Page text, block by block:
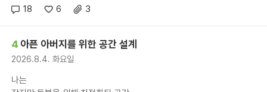
18
6 3
4 아픈 아버지를 위한 공간 설계
2026.8.4. 화요일
나는